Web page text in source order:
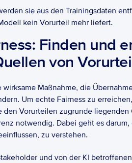
sie aus den Trainingsdaten
kein Vorurteil mehr liefert.
Finden und
von
Maßnahme, die
Um echte Fairness zu
Vorurteilen zugrunde
notwendig. Dabei geht es
zu verstehen.
und von der KI